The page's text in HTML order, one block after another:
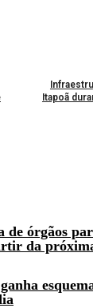
Itapoã
de órgãos
da